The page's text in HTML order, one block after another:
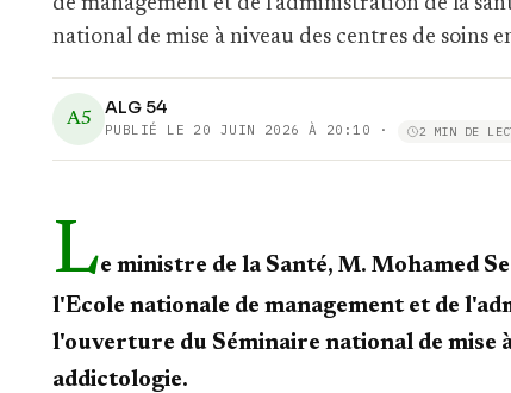
national de mise à niveau des centres de soins
A5
ALG 54
PUBLIÉ LE 20 JUIN 2026 À 20:10 · 2 MIN DE
Le ministre de la Santé, M. Mohamed
l'Ecole nationale de management et de
l'ouverture du Séminaire national de mise
addictologie.